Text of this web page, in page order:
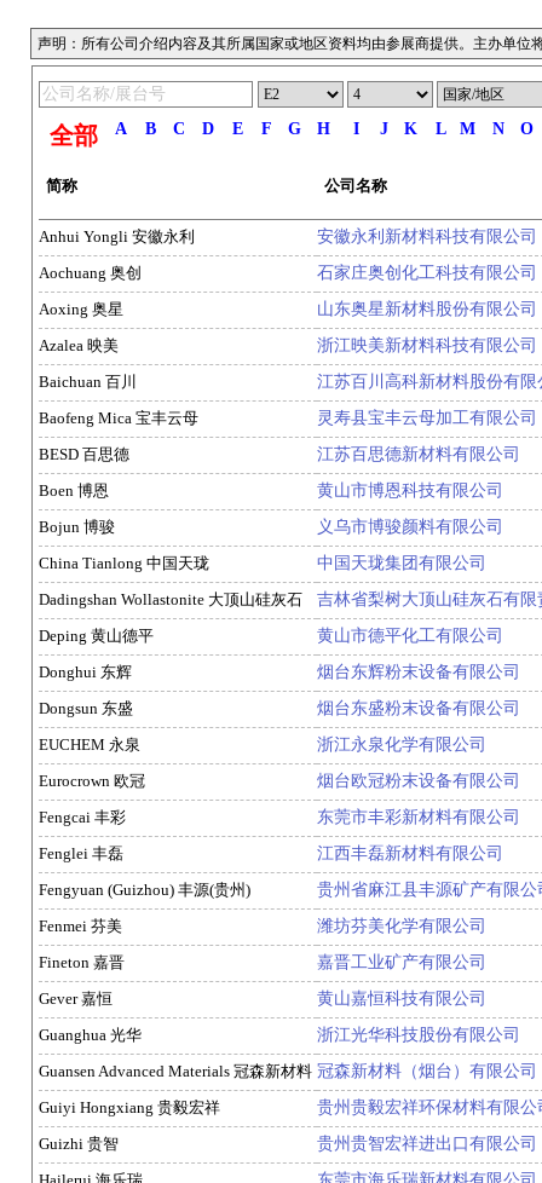
声明：所有公司介绍内容及其所属国家或地区资料均由参展商提供。主办单位
全部 A B C D E F G H I J K L M N O
简称 公司名称
Anhui Yongli 安徽永利
安徽永利新材料科技有限公司
Aochuang 奥创
石家庄奥创化工科技有限公司
Aoxing 奥星
山东奥星新材料股份有限公司
Azalea 映美
浙江映美新材料科技有限公司
Baichuan 百川
江苏百川高科新材料股份有限
Baofeng Mica 宝丰云母
灵寿县宝丰云母加工有限公司
BESD 百思德
江苏百思德新材料有限公司
Boen 博恩
黄山市博恩科技有限公司
Bojun 博骏
义乌市博骏颜料有限公司
China Tianlong 中国天珑
中国天珑集团有限公司
Dadingshan Wollastonite 大顶山硅灰石
吉林省梨树大顶山硅灰石有限
Deping 黄山德平
黄山市德平化工有限公司
Donghui 东辉
烟台东辉粉末设备有限公司
Dongsun 东盛
烟台东盛粉末设备有限公司
EUCHEM 永泉
浙江永泉化学有限公司
Eurocrown 欧冠
烟台欧冠粉末设备有限公司
Fengcai 丰彩
东莞市丰彩新材料有限公司
Fenglei 丰磊
江西丰磊新材料有限公司
Fengyuan (Guizhou) 丰源(贵州)
贵州省麻江县丰源矿产有限公
Fenmei 芬美
潍坊芬美化学有限公司
Fineton 嘉晋
嘉晋工业矿产有限公司
Gever 嘉恒
黄山嘉恒科技有限公司
Guanghua 光华
浙江光华科技股份有限公司
Guansen Advanced Materials 冠森新材料 冠森新材料（烟台）有限公司
Guiyi Hongxiang 贵毅宏祥
贵州贵毅宏祥环保材料有限公
Guizhi 贵智
贵州贵智宏祥进出口有限公司